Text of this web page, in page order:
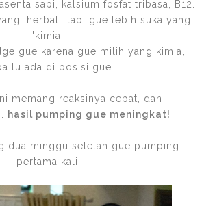
sapi, kalsium fosfat tribasa, B12.
'herbal', tapi gue lebih suka yang
'kimia'.
gue karena gue milih yang kimia,
lu ada di posisi gue.
memang reaksinya cepat, dan
hasil pumping gue meningkat!
dua minggu setelah gue pumping
pertama kali.